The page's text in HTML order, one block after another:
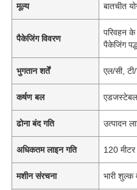
मूल्य बातचीत
पैकेजिंग विवरण
परिवहन
पैकेजिंग
भुगतान शर्तें एल/सी,
कर्षण बल
ढोना बंद गति उत्पादन
अधिकतम लाइन गति 120 मीटर
मशीन संरचना भारी